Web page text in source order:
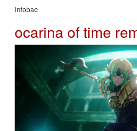
Infobae
ocarina of time